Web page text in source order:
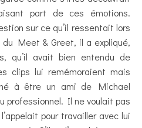
part de ces émotions.
sur ce qu’il ressentait lors
Meet & Greet, il a expliqué,
qu’il avait bien entendu de
clips lui remémoraient mais
à être un ami de Michael
professionnel. Il ne voulait pas
pour travailler avec lui